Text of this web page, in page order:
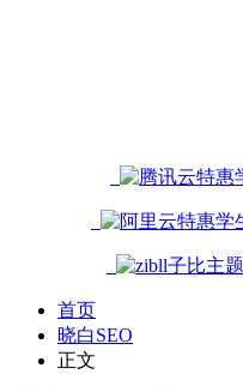
首页
晓白SEO
正文